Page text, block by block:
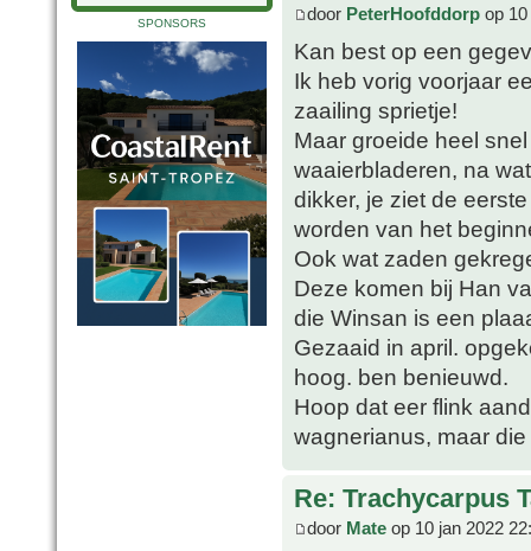
SPONSORS door PeterHoofddorp op
Kan best op een
Ik heb vorig voorjaar
zaailing sprietje!
Maar groeide heel
waaierbladeren, na
dikker, je ziet de
worden van het
Ook wat zaden
Deze komen bij Han
die Winsan is een
Gezaaid in april.
hoog. ben benieuwd.
Hoop dat eer flink
wagnerianus, maar
Re: Trachycarpus
door Mate op 10 jan 2022